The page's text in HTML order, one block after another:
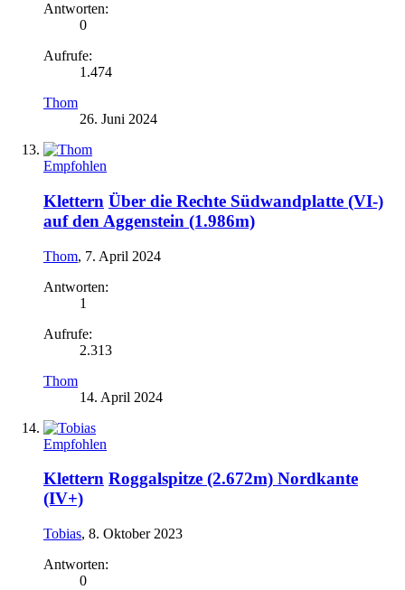
Antworten:
0
Aufrufe:
1.474
Thom
26. Juni 2024
Empfohlen
Klettern Über die Rechte Südwandplatte (VI-)
auf den Aggenstein (1.986m)
Thom, 7. April 2024
Antworten:
1
Aufrufe:
2.313
Thom
14. April 2024
Empfohlen
Klettern Roggalspitze (2.672m) Nordkante
(IV+)
Tobias, 8. Oktober 2023
Antworten:
0